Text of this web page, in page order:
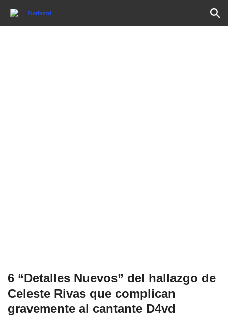
6 “Detalles Nuevos” del hallazgo de
Celeste Rivas que complican
gravemente al cantante D4vd